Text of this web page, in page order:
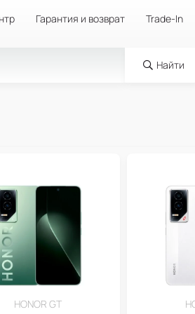
Гарантия и возврат Trade-In
Найти
HONOR GT